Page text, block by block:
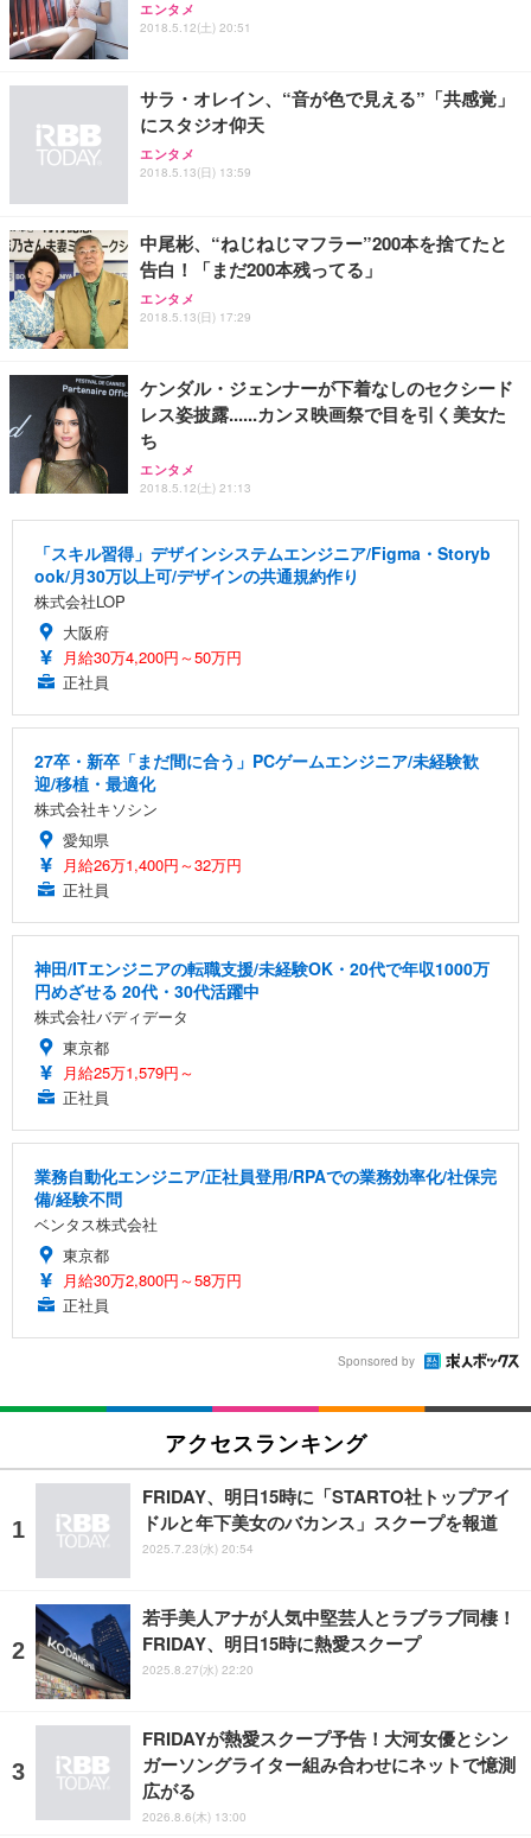
エンタメ
2018.5.12(土) 20:51
サラ・オレイン、“音が色で見える”「共感覚」
にスタジオ仰天
エンタメ
2018.5.13(日) 13:59
中尾彬、“ねじねじマフラー”200本を捨てたと
告白！「まだ200本残ってる」
エンタメ
2018.5.13(日) 17:29
ケンダル・ジェンナーが下着なしのセクシード
レス姿披露......カンヌ映画祭で目を引く美女た
ち
エンタメ
2018.5.12(土) 21:13
「スキル習得」デザインシステムエンジニア/Figma・Storyb
ook/月30万以上可/デザインの共通規約作り
株式会社LOP
大阪府
月給30万4,200円～50万円
正社員
27卒・新卒「まだ間に合う」PCゲームエンジニア/未経験歓
迎/移植・最適化
株式会社キソシン
愛知県
月給26万1,400円～32万円
正社員
神田/ITエンジニアの転職支援/未経験OK・20代で年収1000万
円めざせる 20代・30代活躍中
株式会社バディデータ
東京都
月給25万1,579円～
正社員
業務自動化エンジニア/正社員登用/RPAでの業務効率化/社保完
備/経験不問
ベンタス株式会社
東京都
月給30万2,800円～58万円
正社員
Sponsored by
アクセスランキング
FRIDAY、明日15時に「STARTO社トップアイ
ドルと年下美女のバカンス」スクープを報道
2025.7.23(水) 20:54
若手美人アナが人気中堅芸人とラブラブ同棲！
FRIDAY、明日15時に熱愛スクープ
2025.8.27(水) 22:20
FRIDAYが熱愛スクープ予告！大河女優とシン
ガーソングライター組み合わせにネットで憶測
広がる
2026.8.6(木) 13:00